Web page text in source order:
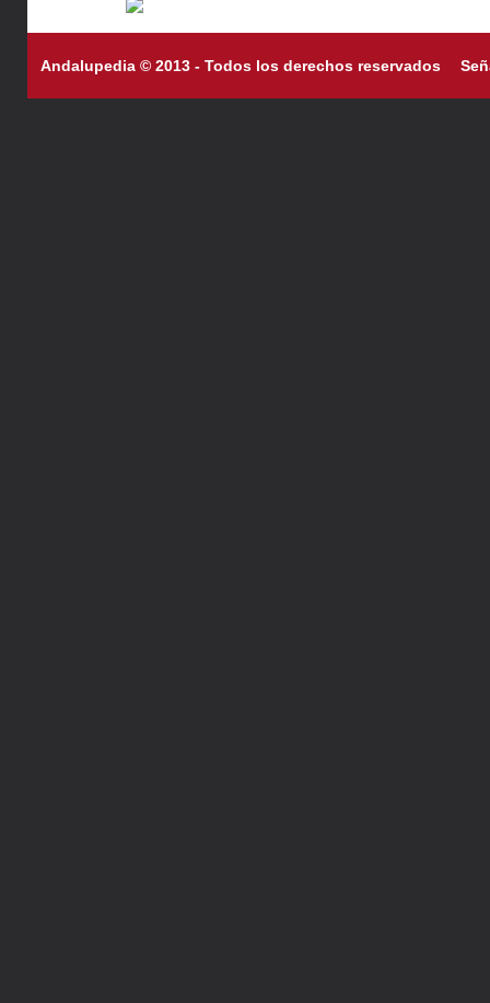
Andalupedia © 2013 - Todos los derechos reservados